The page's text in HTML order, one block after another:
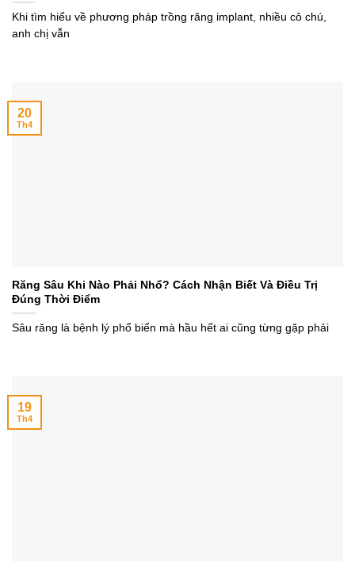
Khi tìm hiểu về phương pháp trồng răng implant, nhiều cô chú,
anh chị vẫn
Răng Sâu Khi Nào Phải Nhổ? Cách Nhận Biết Và Điều Trị
Đúng Thời Điểm
Sâu răng là bệnh lý phổ biến mà hầu hết ai cũng từng gặp phải
20
Th4
19
Th4